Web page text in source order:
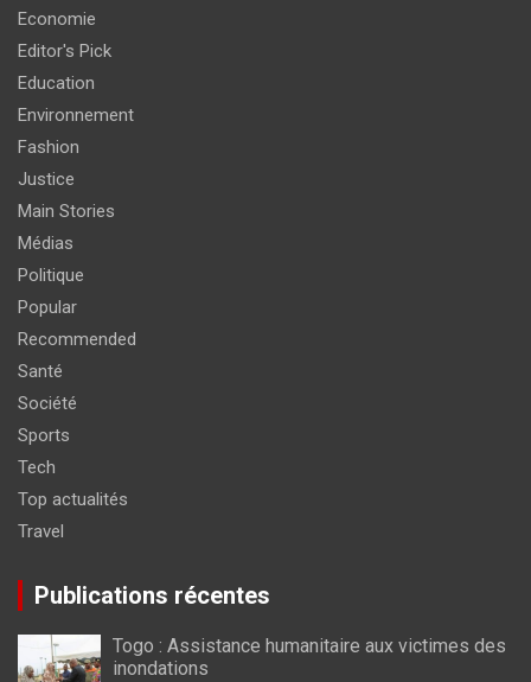
Economie
Editor's Pick
Education
Environnement
Fashion
Justice
Main Stories
Médias
Politique
Popular
Recommended
Santé
Société
Sports
Tech
Top actualités
Travel
Publications récentes
Togo : Assistance humanitaire aux victimes des
inondations